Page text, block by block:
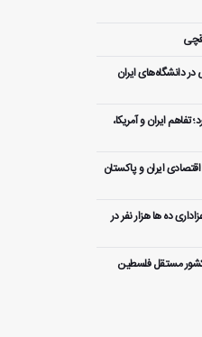
در دانشگاه‌های ایران
ایران و آمریکا،
ایران و پاکستان
ده ها هزار نفر در
کشور مستقل فلسطین